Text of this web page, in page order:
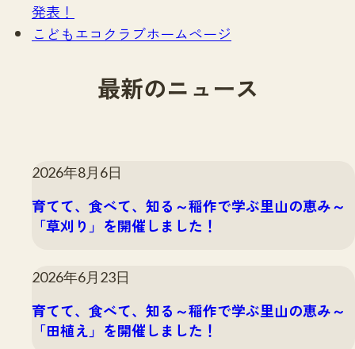
発表！
こどもエコクラブホームページ
最新のニュース
2026年8月6日
育てて、食べて、知る～稲作で学ぶ里山の恵み～
「草刈り」を開催しました！
2026年6月23日
育てて、食べて、知る～稲作で学ぶ里山の恵み～
「田植え」を開催しました！